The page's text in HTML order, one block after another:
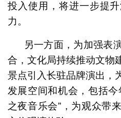
投入使用，将进一步提
力。
另一方面，为加强表
合，文化局持续推动文物
景点引入长驻品牌演出，
发展空间和机会，包括
之夜音乐会”，为观众带